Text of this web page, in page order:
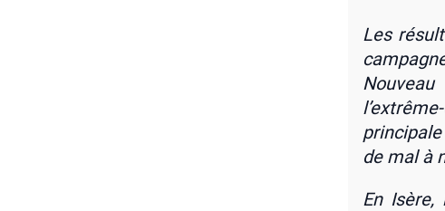
Les
de mal à
En Isère,